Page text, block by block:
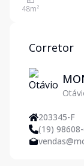
48m²
Corretor
203345-F
(19)